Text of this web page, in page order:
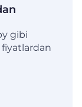
gibi